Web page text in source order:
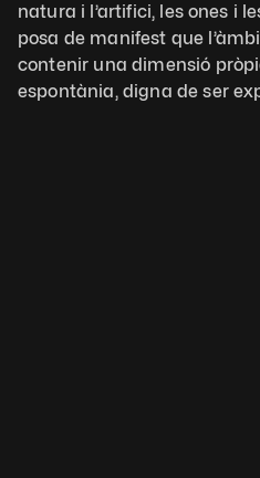
natura i l’artifici, les ones i
posa de manifest que
contenir una dimensió
espontània, digna de ser